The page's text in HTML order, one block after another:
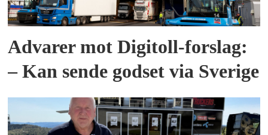
Advarer mot Digitoll-forslag:
– Kan sende godset via Sverige